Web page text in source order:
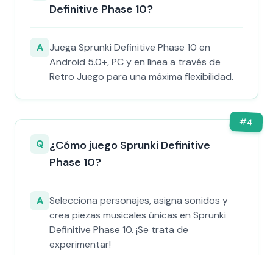
Definitive Phase 10?
A Juega Sprunki Definitive Phase 10 en
Android 5.0+, PC y en línea a través de
Retro Juego para una máxima flexibilidad.
#4
Q ¿Cómo juego Sprunki Definitive
Phase 10?
A Selecciona personajes, asigna sonidos y
crea piezas musicales únicas en Sprunki
Definitive Phase 10. ¡Se trata de
experimentar!